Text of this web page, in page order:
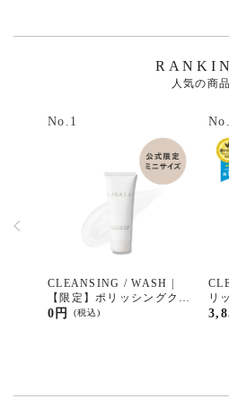
人気の商品
No.1
CLEANSING / WASH |
【限定】ポリッシングクリ
ア ジェルウォッシュ ミ
(税込)
0円
リ
ウ